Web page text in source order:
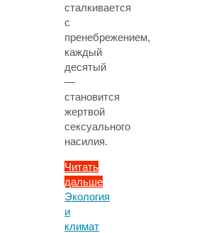
сталкивается
с
пренебрежением,
каждый
десятый
—
становится
жертвой
сексуального
насилия.
Читать
дальше
"Каждый
третий
ребенок
Экология
и
климат